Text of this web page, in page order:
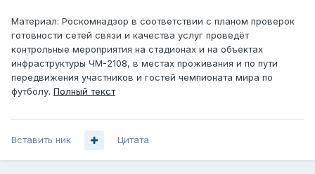
Материал: Роскомнадзор в соответствии с планом проверок
готовности сетей связи и качества услуг проведёт
контрольные мероприятия на стадионах и на объектах
инфраструктуры ЧМ-2108, в местах проживания и по пути
передвижения участников и гостей чемпионата мира по
футболу. Полный текст
Вставить ник Цитата